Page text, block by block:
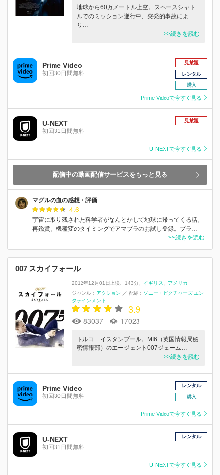
地球から60万メートル上空。スペースシャト
ルでのミッション遂行中、突発的事故によ
り…
>>続きを読む
Prime Video
初回30日間無料
見放題
レンタル
購入
Prime Videoで今すぐ見る
U-NEXT
初回31日間無料
見放題
U-NEXTで今すぐ見る
配信中の動画配信サービスをもっと見る
マグルの血の感想・評価
4.6
宇宙に取り残された科学者がなんとかして地球に帰ってくる話。
再鑑賞。機種変のタイミングでアマプラのお試し登録。プラ…
>>続きを読む
007 スカイフォール
2012年12月01日上映 143分 イギリス
アメリカ
ジャンル： アクション ／ 配給： ソニー・ピクチャーズ エン
タテインメント
3.9
83037 17023
トルコ イスタンブール。MI6（英国情報局秘
密情報部）のエージェント007ジェーム…
>>続きを読む
Prime Video
初回30日間無料
レンタル
購入
Prime Videoで今すぐ見る
U-NEXT
初回31日間無料
レンタル
U-NEXTで今すぐ見る